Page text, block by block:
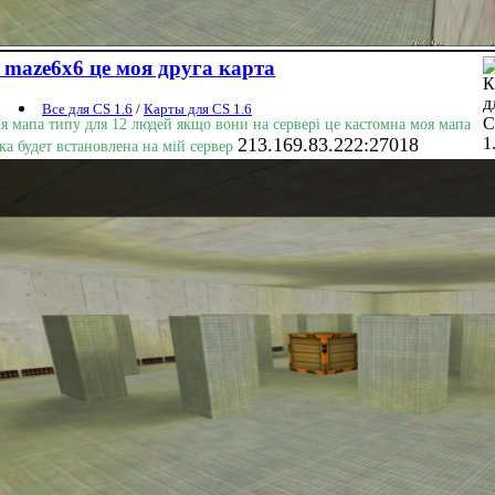
maze6x6 це моя друга карта
Все для CS 1.6 / Карты для CS 1.6
мапа типу для 12 людей якщо вони на сервері це кастомна моя мапа
будет встановлена на мій сервер 213.169.83.222:27018